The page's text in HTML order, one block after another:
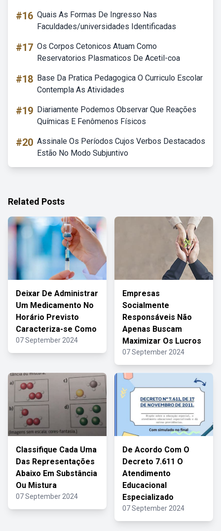
#16 Quais As Formas De Ingresso Nas
Faculdades/universidades Identificadas
#17 Os Corpos Cetonicos Atuam Como
Reservatorios Plasmaticos De Acetil-coa
#18 Base Da Pratica Pedagogica O Curriculo Escolar
Contempla As Atividades
#19 Diariamente Podemos Observar Que Reações
Químicas E Fenômenos Físicos
#20 Assinale Os Períodos Cujos Verbos Destacados
Estão No Modo Subjuntivo
Related Posts
Deixar De Administrar
Um Medicamento No
Horário Previsto
Caracteriza-se Como
07 September 2024
Empresas
Socialmente
Responsáveis Não
Apenas Buscam
Maximizar Os Lucros
07 September 2024
Classifique Cada Uma
Das Representações
Abaixo Em Substância
Ou Mistura
07 September 2024
De Acordo Com O
Decreto 7.611 O
Atendimento
Educacional
Especializado
07 September 2024